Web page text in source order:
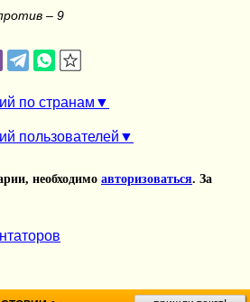
– 9
по странам
пользователей
необходимо авторизоваться. За